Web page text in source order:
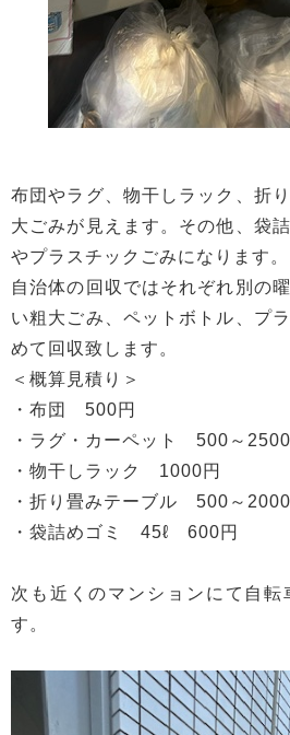
布団やラグ、物干しラック、折
大ごみが見えます。その他、袋
やプラスチックごみになります。
自治体の回収ではそれぞれ別の
い粗大ごみ、ペットボトル、プ
めて回収致します。
＜概算見積り＞
・布団 500円
・ラグ・カーペット 500～2500
・物干しラック 1000円
・折り畳みテーブル 500～2000
・袋詰めゴミ 45ℓ 600円
次も近くのマンションにて自
す。